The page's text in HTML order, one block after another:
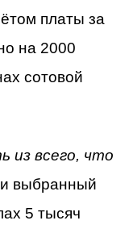
платы за
на 2000
сотовой
из всего, что
выбранный
5 тысяч